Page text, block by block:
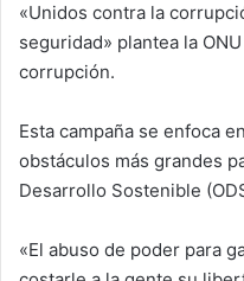
«Unidos contra la
seguridad» plantea la
corrupción.
Esta campaña se enfoca
obstáculos más grandes
Desarrollo Sostenible
«El abuso de poder para